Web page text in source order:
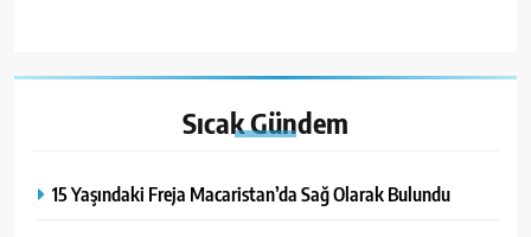
SıcakGündem
15 Yaşındaki Freja Macaristan’da Sağ Olarak Bulundu